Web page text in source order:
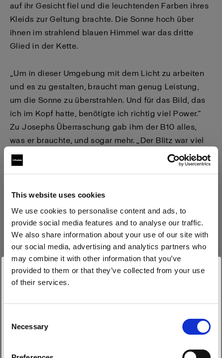
This website uses cookies
We use cookies to personalise content and ads, to
provide social media features and to analyse our traffic.
We also share information about your use of our site with
our social media, advertising and analytics partners who
may combine it with other information that you’ve
provided to them or that they’ve collected from your use
of their services.
Selection
Necessary
Möchten Sie Ihren Standort aktualisieren?
auf ihr Gesicht fiel und die leuchtenden Farben ihres
Kleids zur Geltung brachte. Die Sonne hoch über
ihnen im strahlend blauen Himmel war das dritte
Glied in der Kette.
„Um in dieser Umgebung mit dem Licht zu arbeiten
und es zu gestalten, braucht man genug Leistung,
um die Sonne zu überstrahlen. Und für das Bild, das
ich im Kopf hatte, benötigte ich richtig viel Power.“
Zu Josephs Überraschung gab ihm der B10 alles,
was er brauchte, und sogar mehr. „Der Blitz war viel
heller, als ich erwartet hatte. Ich musste sogar ein
wenig abblenden.“